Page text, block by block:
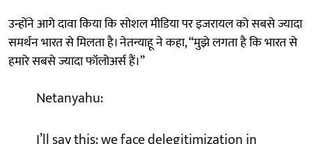
उन्होंने आगे दावा किया कि सोशल मीडिया पर इजरायल को सबसे ज्यादा
समर्थन भारत से मिलता है। नेतन्याहू ने कहा, “मुझे लगता है कि भारत से
हमारे सबसे ज्यादा फॉलोअर्स हैं।”
Netanyahu: